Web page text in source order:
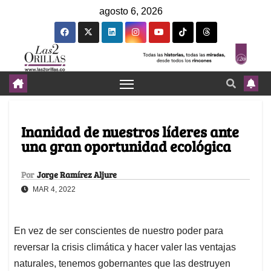
agosto 6, 2026
Inanidad de nuestros líderes ante
una gran oportunidad ecológica
Por Jorge Ramírez Aljure
MAR 4, 2022
En vez de ser conscientes de nuestro poder para
reversar la crisis climática y hacer valer las ventajas
naturales, tenemos gobernantes que las destruyen